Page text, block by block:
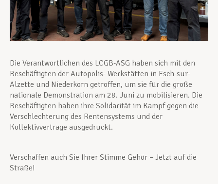
Die Verantwortlichen des LCGB-ASG haben sich mit den
Beschäftigten der Autopolis- Werkstätten in Esch-sur-
Alzette und Niederkorn getroffen, um sie für die große
nationale Demonstration am 28. Juni zu mobilisieren. Die
Beschäftigten haben ihre Solidarität im Kampf gegen die
Verschlechterung des Rentensystems und der
Kollektivverträge ausgedrückt.
Verschaffen auch Sie Ihrer Stimme Gehör – Jetzt auf die
Straße!